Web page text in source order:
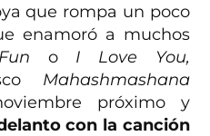
que rompa un poco
enamoró a muchos
o I Love You,
Mahashmashana
próximo y
con la canción